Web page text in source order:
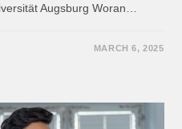
Augsburg Woran…
MARCH 6, 2025